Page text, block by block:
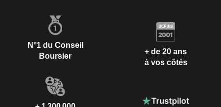
N°1 du Conseil
Boursier
+ de 20 ans
à vos côtés